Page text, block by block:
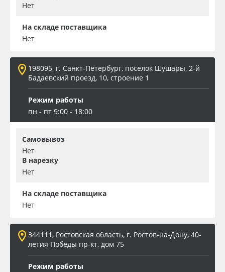
Нет
На складе поставщика
Нет
198095, г. Санкт-Петербург, поселок Шушары, 2-й
Бадаевский проезд, 10, строение 1
Режим работы
пн - пт 9:00 - 18:00
Самовывоз
Нет
В нарезку
Нет
На складе поставщика
Нет
344111, Ростовская область, г. Ростов-на-Дону, 40-
летия Победы пр-кт, дом 75
Режим работы